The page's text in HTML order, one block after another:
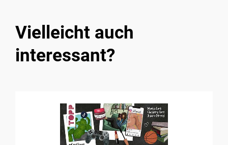
Vielleicht auch
interessant?